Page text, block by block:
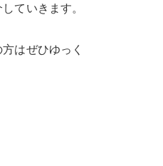
ていきます。
はぜひゆっく